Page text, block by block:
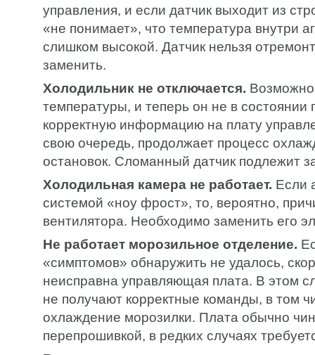
управления, и если датчик выходит из
«не понимает», что температура внутри
слишком высокой. Датчик нельзя
заменить.
Холодильник не отключается.
температуры, и теперь он не в состоянии
корректную информацию на плату
свою очередь, продолжает процесс
остановок. Сломанный датчик подлежит
Холодильная камера не работает. Если
системой «ноу фрост», то, вероятно,
вентилятора. Необходимо заменить его
Не работает морозильное отделение.
«симптомов» обнаружить не удалось,
неисправна управляющая плата. В этом
не получают корректные команды, в том
охлаждение морозилки. Плата обычно
перепрошивкой, в редких случаях